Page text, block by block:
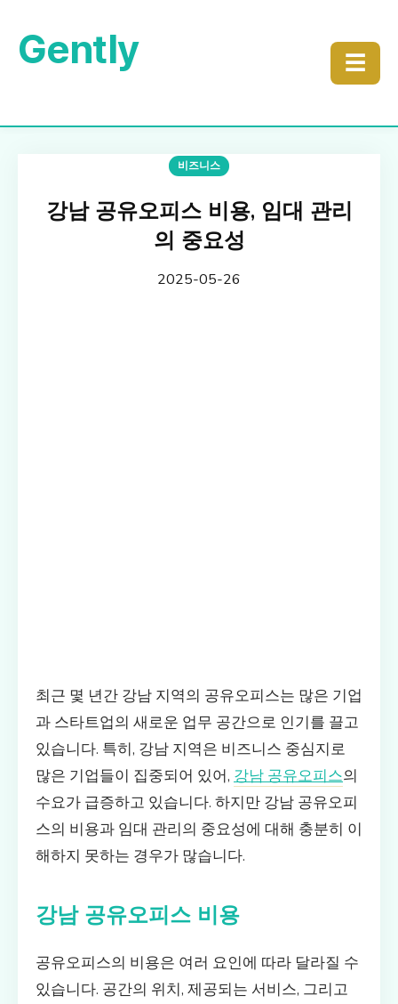
Gently ☰
비즈니스
강남 공유오피스 비용, 임대 관리
의 중요성
2025-05-26
최근 몇 년간 강남 지역의 공유오피스는 많은 기업
과 스타트업의 새로운 업무 공간으로 인기를 끌고
있습니다. 특히, 강남 지역은 비즈니스 중심지로
많은 기업들이 집중되어 있어, 강남 공유오피스의
수요가 급증하고 있습니다. 하지만 강남 공유오피
스의 비용과 임대 관리의 중요성에 대해 충분히 이
해하지 못하는 경우가 많습니다.
강남 공유오피스 비용
공유오피스의 비용은 여러 요인에 따라 달라질 수
있습니다. 공간의 위치, 제공되는 서비스, 그리고